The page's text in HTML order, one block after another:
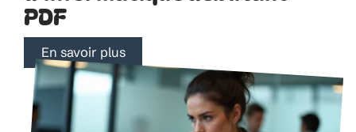
PDF
En savoir plus